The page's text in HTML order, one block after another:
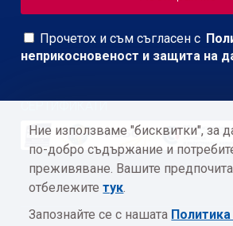
Прочетох и съм съгласен с
неприкосновеност и защита на
СЕРТИФИКАТИ
Ние използваме "бисквитки", за
по-добро съдържание и
преживяване. Вашите
отбележитетук.
Запознайте се с нашата